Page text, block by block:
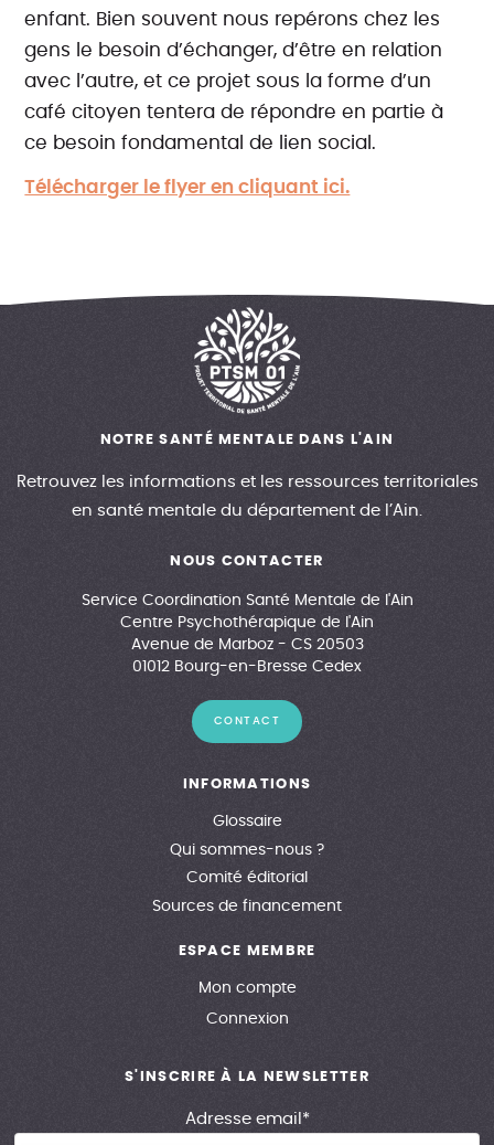
enfant. Bien souvent nous repérons chez les
gens le besoin d’échanger, d’être en relation
avec l’autre, et ce projet sous la forme d’un
café citoyen tentera de répondre en partie à
ce besoin fondamental de lien social.
Télécharger le flyer en cliquant ici.
NOTRE SANTÉ MENTALE DANS L'AIN
Retrouvez les informations et les ressources territoriales
en santé mentale du département de l’Ain.
NOUS CONTACTER
Service Coordination Santé Mentale de l'Ain
Centre Psychothérapique de l'Ain
Avenue de Marboz - CS 20503
01012 Bourg-en-Bresse Cedex
CONTACT
INFORMATIONS
Glossaire
Qui sommes-nous ?
Comité éditorial
Sources de financement
ESPACE MEMBRE
Mon compte
Connexion
S'INSCRIRE À LA NEWSLETTER
Adresse email*